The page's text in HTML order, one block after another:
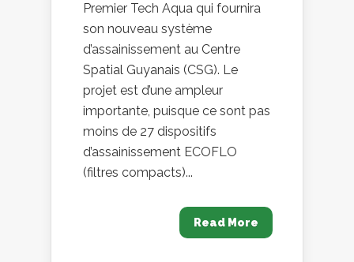
Premier Tech Aqua qui fournira
son nouveau système
d’assainissement au Centre
Spatial Guyanais (CSG). Le
projet est d’une ampleur
importante, puisque ce sont pas
moins de 27 dispositifs
d’assainissement ECOFLO
(filtres compacts)...
Read More